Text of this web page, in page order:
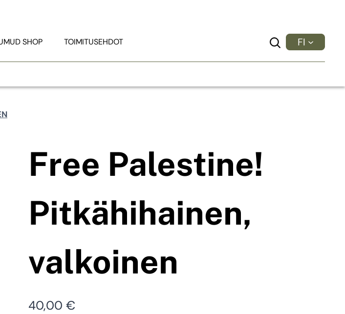
SHOP TOIMITUSEHDOT FI
Free Palestine!
Pitkähihainen,
valkoinen
40,00€